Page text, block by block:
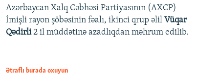
Azərbaycan Xalq Cəbhəsi Partiyasının (AXCP)
İmişli rayon şöbəsinin fəalı, ikinci qrup əlil Vüqar
Qədirli2 il müddətinə azadlıqdan məhrum edilib.
Ətraflı burada oxuyun